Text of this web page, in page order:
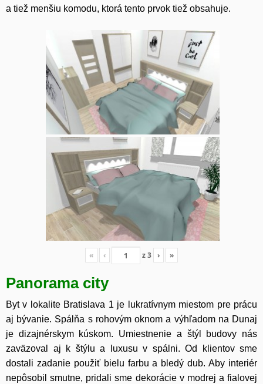
a tiež menšiu komodu, ktorá tento prvok tiež obsahuje.
« ‹ z3 › »
Panorama city
Byt v lokalite Bratislava 1 je lukratívnym miestom pre prácu
aj bývanie. Spálňa s rohovým oknom a výhľadom na Dunaj
je dizajnérskym kúskom. Umiestnenie a štýl budovy nás
zaväzoval aj k štýlu a luxusu v spálni. Od klientov sme
dostali zadanie použiť bielu farbu a bledý dub. Aby interiér
nepôsobil smutne, pridali sme dekorácie v modrej a fialovej